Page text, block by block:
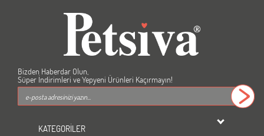
Bizden Haberdar Olun,
Süper İndirimleri ve Yepyeni Ürünleri Kaçırmayın!
KATEGORİLER